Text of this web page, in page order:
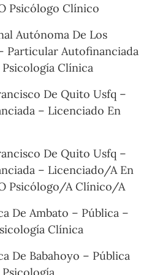
Psicólogo Clínico
Autónoma De Los
Particular Autofinanciada
Clínica
De Quito Usfq –
– Licenciado En
De Quito Usfq –
– Licenciado/A En
Psicólogo/A Clínico/A
De Ambato – Pública –
Clínica
De Babahoyo – Pública